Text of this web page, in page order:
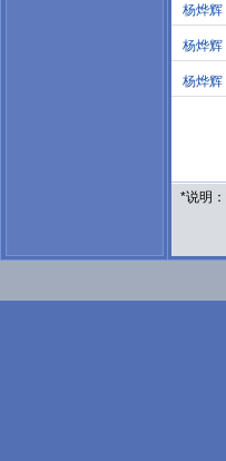
杨烨辉
杨烨辉
杨烨辉
*说明：